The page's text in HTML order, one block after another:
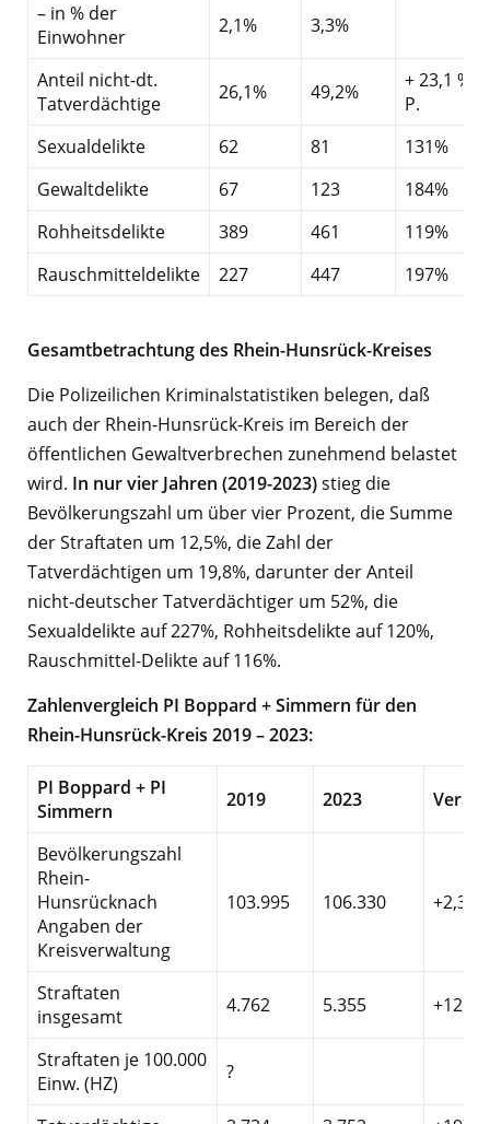
– in % der
Einwohner
2,1% 3,3%
Anteil nicht-dt.
Tatverdächtige
26,1% 49,2%
+ 23,1 %-
P.
Sexualdelikte
62 81
131%
Gewaltdelikte
67 123
184%
Rohheitsdelikte
389 461
119%
Rauschmitteldelikte
227 447 197%
Gesamtbetrachtung des Rhein-Hunsrück-Kreises
Die Polizeilichen Kriminalstatistiken belegen, daß
auch der Rhein-Hunsrück-Kreis im Bereich der
öffentlichen Gewaltverbrechen zunehmend belastet
wird. In nur vier Jahren (2019-2023)stieg die
Bevölkerungszahl um über vier Prozent, die Summe
der Straftaten um 12,5%, die Zahl der
Tatverdächtigen um 19,8%, darunter der Anteil
nicht-deutscher Tatverdächtiger um 52%, die
Sexualdelikte auf 227%, Rohheitsdelikte auf 120%,
Rauschmittel-Delikte auf 116%.
Zahlenvergleich PI Boppard + Simmern für den
Rhein-Hunsrück-Kreis 2019 – 2023:
PI Boppard + PI
Simmern
2019 2023
Bevölkerungszahl
Rhein-
Hunsrücknach
Angaben der
Kreisverwaltung
103.995 106.330 +2,3%
Straftaten
insgesamt
4.762 5.355 +12,5%
Straftaten je 100.000
Einw. (HZ)
?